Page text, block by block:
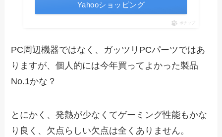
Yahooショッピング
ポチップ
PC周辺機器ではなく、ガッツリPCパーツではあ
りますが、個人的には今年買ってよかった製品
No.1かな？
とにかく、発熱が少なくてゲーミング性能もかな
り良く、欠点らしい欠点は全くありません。